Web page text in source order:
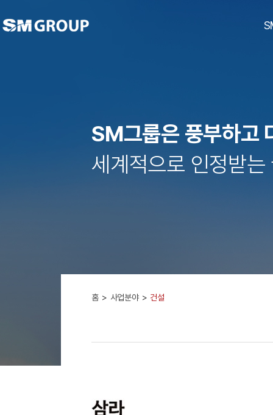
티케이케미칼
동아건설산업
대한상선
SM하이플러스
SM그룹은 풍부하고
세계적으로 인정받
홈 사업분야 건설